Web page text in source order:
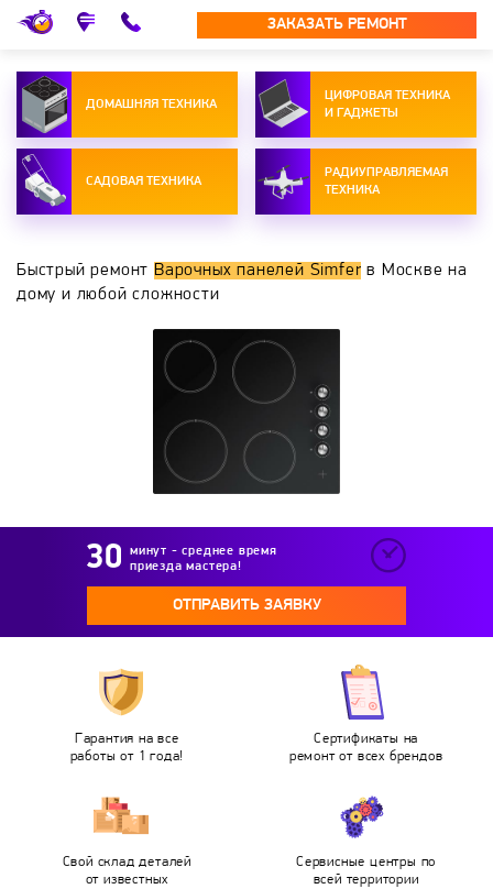
ЗАКАЗАТЬ РЕМОНТ
ДОМАШНЯЯ ТЕХНИКА
ЦИФРОВАЯ ТЕХНИКА
И ГАДЖЕТЫ
САДОВАЯ ТЕХНИКА
РАДИУПРАВЛЯЕМАЯ
ТЕХНИКА
Быстрый ремонт Варочных панелей Simfer в Москве на
дому и любой сложности
минут - среднее время
приезда мастера!
ОТПРАВИТЬ ЗАЯВКУ
Гарантия на все
работы от 1 года!
Сертификаты на
ремонт от всех брендов
Свой склад деталей
от известных
Сервисные центры по
всей территории